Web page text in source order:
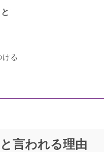
ける
言われる理由